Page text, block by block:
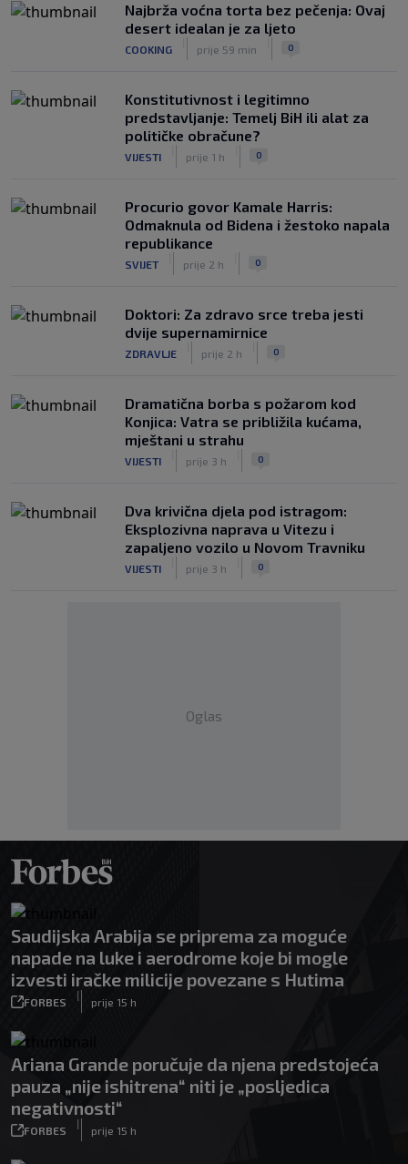
Najbrža voćna torta bez pečenja: Ovaj
desert idealan je za ljeto
COOKING prije 59 min 0
Konstitutivnost i legitimno
predstavljanje: Temelj BiH ili alat za
političke obračune?
VIJESTI prije 1 h 0
Procurio govor Kamale Harris:
Odmaknula od Bidena i žestoko napala
republikance
SVIJET prije 2 h 0
Doktori: Za zdravo srce treba jesti
dvije supernamirnice
ZDRAVLJE prije 2 h 0
Dramatična borba s požarom kod
Konjica: Vatra se približila kućama,
mještani u strahu
VIJESTI prije 3 h 0
Dva krivična djela pod istragom:
Eksplozivna naprava u Vitezu i
zapaljeno vozilo u Novom Travniku
VIJESTI prije 3 h 0
Oglas
Saudijska Arabija se priprema za moguće
napade na luke i aerodrome koje bi mogle
izvesti iračke milicije povezane s Hutima
FORBES
|
prije 15 h
Ariana Grande poručuje da njena predstojeća
pauza „nije ishitrena“ niti je „posljedica
negativnosti“
FORBES
|
prije 15 h